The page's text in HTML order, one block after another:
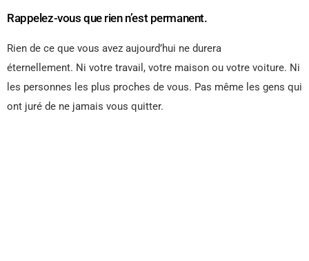
Rappelez-vous que rien n’est permanent.
Rien de ce que vous avez aujourd’hui ne durera
éternellement. Ni votre travail, votre maison ou votre voiture. Ni
les personnes les plus proches de vous. Pas même les gens qui
ont juré de ne jamais vous quitter.